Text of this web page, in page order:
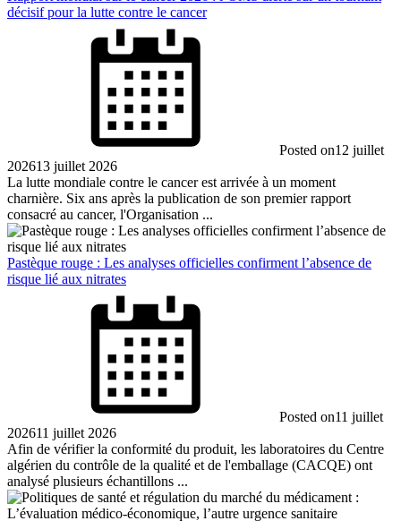
décisif pour la lutte contre le cancer
Posted on12 juillet
202613 juillet 2026
La lutte mondiale contre le cancer est arrivée à un moment
charnière. Six ans après la publication de son premier rapport
consacré au cancer, l'Organisation ...
Pastèque rouge : Les analyses officielles confirment l’absence de
risque lié aux nitrates
Posted on11 juillet
202611 juillet 2026
Afin de vérifier la conformité du produit, les laboratoires du Centre
algérien du contrôle de la qualité et de l'emballage (CACQE) ont
analysé plusieurs échantillons ...